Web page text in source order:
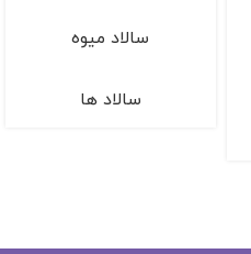
سالاد میوه
سالاد ها